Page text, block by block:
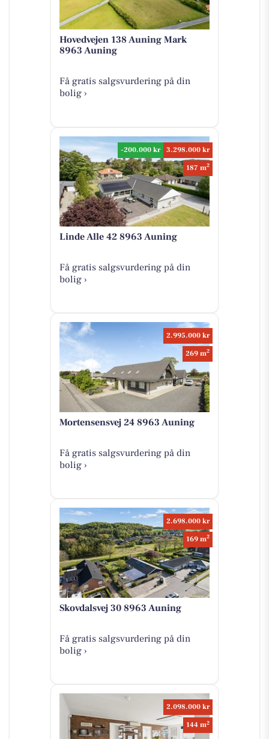
Hovedvejen 138 Auning Mark
8963 Auning
Få gratis salgsvurdering på din
bolig ›
-200.000 kr
3.298.000 kr
187 m2
Linde Alle 42 8963 Auning
Få gratis salgsvurdering på din
bolig ›
2.995.000 kr
269 m2
Mortensensvej 24 8963 Auning
Få gratis salgsvurdering på din
bolig ›
2.698.000 kr
169 m2
Skovdalsvej 30 8963 Auning
Få gratis salgsvurdering på din
bolig ›
2.098.000 kr
144 m2